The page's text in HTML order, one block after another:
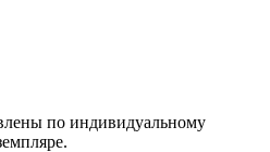
по индивидуальному